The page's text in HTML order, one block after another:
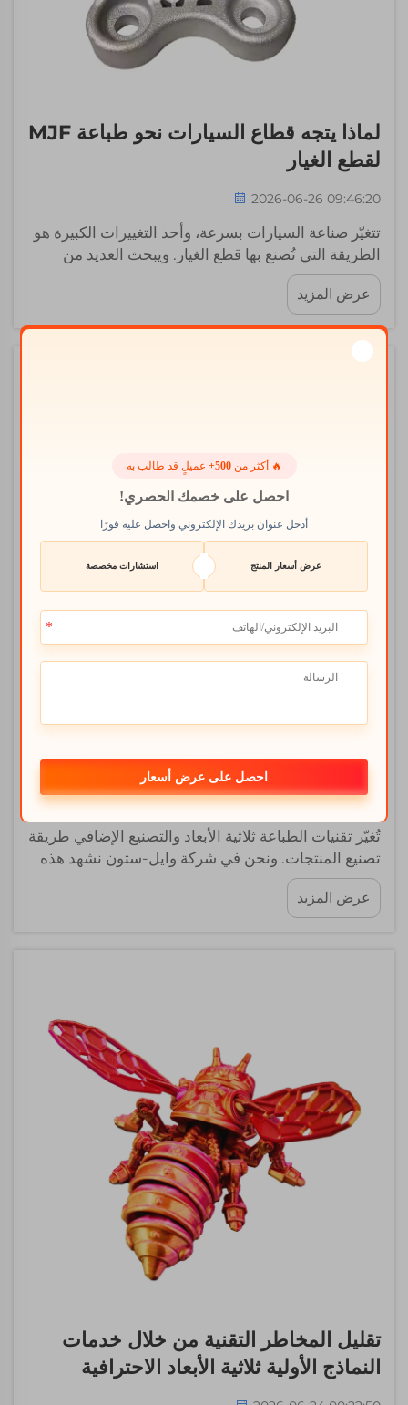
لماذا يتجه قطاع السيارات نحو طباعة MJF
لقطع الغيار
2026-06-26 09:46:20
تتغيّر صناعة السيارات بسرعة، وأحد التغييرات الكبيرة هو
الطريقة التي تُصنع بها قطع الغيار. ويبحث العديد من
مصنّعي السيارات الآن عن تقنية الطباعة باستخدام تقنية
وبتكلفة منخفضة. أ...
عرض المزيد
والتصنيع الإضافي
2026-06-25 02:22:07
تُغيّر تقنيات الطباعة ثلاثية الأبعاد والتصنيع الإضافي طريقة
تصنيع المنتجات. ونحن في شركة وايل-ستون نشهد هذه
التحوّلات يوميًّا. فالأمر لا يقتصر على طباعة الأجسام
فحسب، بل يشمل أيضًا أساليب جديدة في التصميم
والبناء. ويتم التصنيع الإضافي بتجميع العناصر طبقةً تلو
عرض المزيد
تقليل المخاطر التقنية من خلال خدمات
النماذج الأولية ثلاثية الأبعاد الاحترافية
🔥 أكثر من500+ عميلٍ قد طالب به
احصل على خصمك الحصري!
أدخل عنوان بريدك الإلكتروني واحصل عليه فورًا
عرض أسعار المنتج استشارات مخصصة
احصل على عرض أسعار